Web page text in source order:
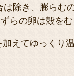
除き、膨らむ
らの卵は殻をむ
えてゆっくり